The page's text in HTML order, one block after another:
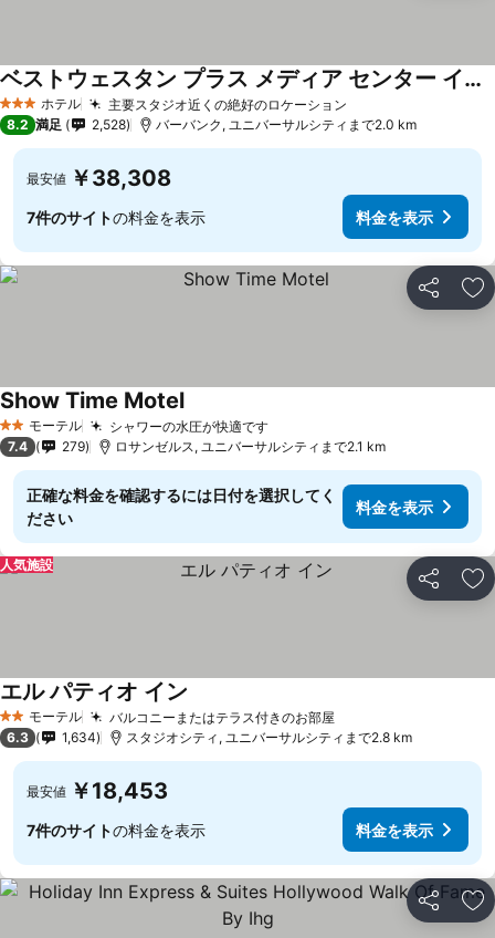
3 ホテルのランク
ホテル 主要スタジオ近くの絶好のロケーション
ベストウェスタン プラス メディア センター イン & スイーツ
8.2 満足 2,528 バーバンク, ユニバーサルシティまで2.0 km
最安値 ￥38,308
7件のサイトの料金を表示 料金を表示
シェア お
2 ホテルのランク
モーテル シャワーの水圧が快適です
Show Time Motel
7.4 279 ロサンゼルス, ユニバーサルシティまで2.1 km
正確な料金を確認するには日付を選択してく
ださい
料金を表示
シェア お
人気施設
2 ホテルのランク
モーテル バルコニーまたはテラス付きのお部屋
エル パティオ イン
6.3 1,634 スタジオシティ, ユニバーサルシティまで2.8 km
最安値 ￥18,453
7件のサイトの料金を表示 料金を表示
シェア お